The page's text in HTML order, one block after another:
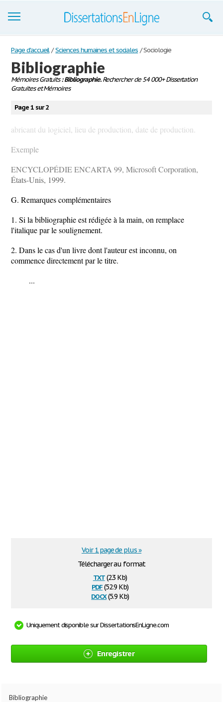
Dissertations
S'inscrire
Se connecter
Contactez-nous
Page d'accueil / Sciences humaines et sociales /Sociologie
Bibliographie
Mémoires Gratuits: Bibliographie.Rechercher de 54 000+ Dissertation
Gratuites et Mémoires
Page 1 sur 2
abricant du logiciel, lieu de production, date de production.
Exemple
ENCYCLOPÉDIE ENCARTA 99, Microsoft Corporation,
États-Unis, 1999.
G. Remarques complémentaires
1. Si la bibliographie est rédigée à la main, on remplace
l'italique par le soulignement.
2. Dans le cas d'un livre dont l'auteur est inconnu, on
commence directement par le titre.
...
Télécharger au format
txt(2.3 Kb)
pdf(52.9 Kb)
docx(5.9 Kb)
Voir 1 page de plus »
Uniquement disponible sur DissertationsEnLigne.com
Enregistrer
Bibliographie